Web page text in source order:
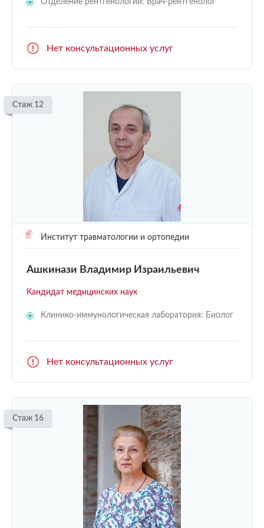
Отделение рентгенологии: Врач-рентгенолог
Нет консультационных услуг
Стаж 12
Институт травматологии и ортопедии
Ашкинази Владимир Израильевич
Кандидат медицинских наук
Клинико-иммунологическая лаборатория: Биолог
Нет консультационных услуг
Стаж 16